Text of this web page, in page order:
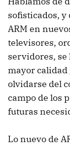
sofisticados,
ARM en
televisores,
servidores,
mayor calidad
olvidarse del
campo de los
futuras
Lo nuevo de